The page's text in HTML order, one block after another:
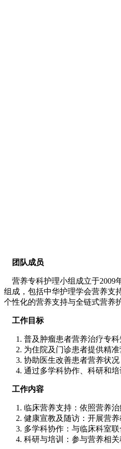
团队成员
营养专科护理小组成立于2009
组成，包括中华护理学会营养支
个性化的营养支持与全链式营养
工作目标
普及肿瘤患者营养治疗专科
为住院及门诊患者提供精准
协助医生改善患者营养状
通过多学科协作、科研和
工作内容
临床营养支持：依照营养
健康宣教及随访：开展营
多学科协作：与临床科室
科研与培训：参与营养相